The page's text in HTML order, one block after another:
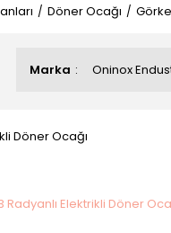
Döner Ocağı
Marka Oninox